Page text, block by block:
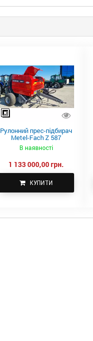
Рулонний прес-підбирач
Metel-Fach Z 587
В наявності
1 133 000,00 грн.
КУПИТИ